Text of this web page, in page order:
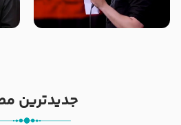
تک ، عبّاس، صاحب دل‌هاست –
حاج حنیف طاهری – عزاداری شب
–
جدیدترین